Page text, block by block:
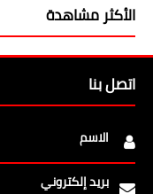
الأكثر مشاهدة
اتصل بنا
الاسم
بريد إلكتروني